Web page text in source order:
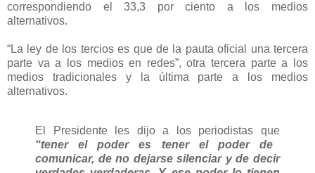
correspondiendo el 33,3 por ciento a los medios
alternativos.
“La ley de los tercios es que de la pauta oficial una tercera
parte va a los medios en redes”, otra tercera parte a los
medios tradicionales y la última parte a los medios
alternativos.
El Presidente les dijo a los periodistas que
“tener el poder es tener el poder de
comunicar, de no dejarse silenciar y de decir